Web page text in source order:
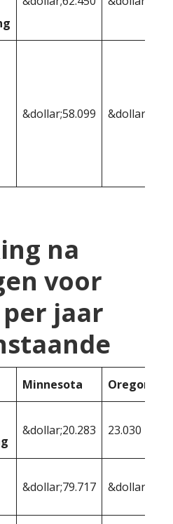
&dollar;58.099
na
voor
per jaar
Minnesota Oregon
&dollar;20.283 23.030
&dollar;79.717